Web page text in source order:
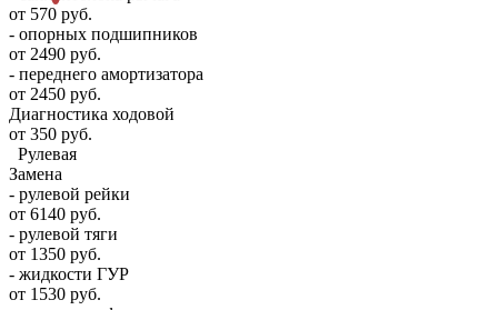
от 570 руб.
- опорных подшипников
от 2490 руб.
- переднего амортизатора
от 2450 руб.
Диагностика ходовой
от 350 руб.
Рулевая
Замена
- рулевой рейки
от 6140 руб.
- рулевой тяги
от 1350 руб.
- жидкости ГУР
от 1530 руб.